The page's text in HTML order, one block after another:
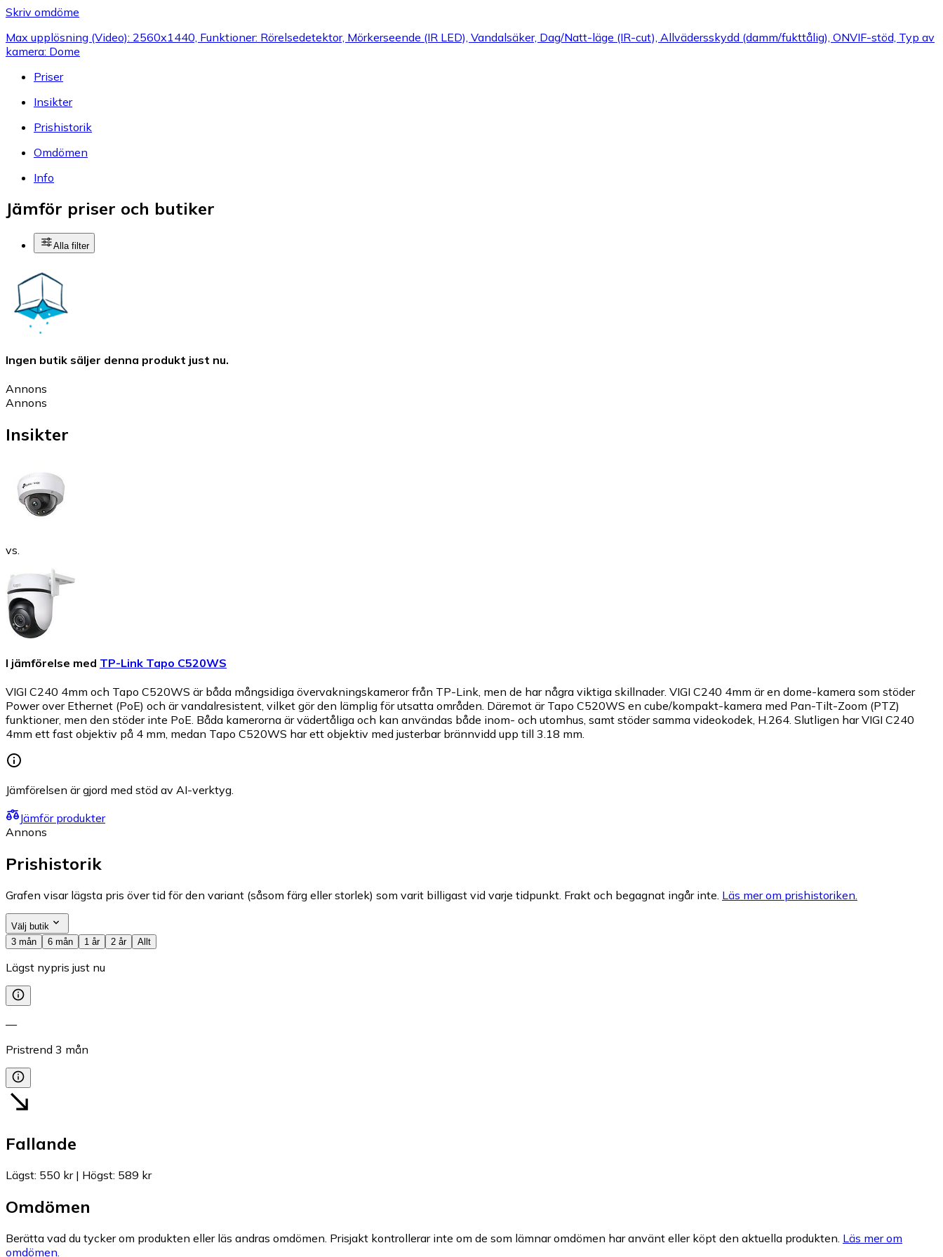
Skriv omdöme
Max upplösning (Video): 2560x1440, Funktioner: Rörelsedetektor, Mörkerseende (IR LED), Vandalsäker, Dag/Natt-läge (IR-cut), Allvädersskydd (damm/fukttålig), ONVIF-stöd, Typ av
kamera: Dome
Priser
Insikter
Prishistorik
Omdömen
Info
Jämför priser och butiker
Alla filter
Ingen butik säljer denna produkt just nu.
Annons
Annons
Insikter
vs.
I jämförelse med TP-Link Tapo C520WS
VIGI C240 4mm och Tapo C520WS är båda mångsidiga övervakningskameror från TP-Link, men de har några viktiga skillnader. VIGI C240 4mm är en dome-kamera som stöder
Power over Ethernet (PoE) och är vandalresistent, vilket gör den lämplig för utsatta områden. Däremot är Tapo C520WS en cube/kompakt-kamera med Pan-Tilt-Zoom (PTZ)
funktioner, men den stöder inte PoE. Båda kamerorna är vädertåliga och kan användas både inom- och utomhus, samt stöder samma videokodek, H.264. Slutligen har VIGI C240
4mm ett fast objektiv på 4 mm, medan Tapo C520WS har ett objektiv med justerbar brännvidd upp till 3.18 mm.
Jämförelsen är gjord med stöd av AI-verktyg.
Jämför produkter
Annons
Prishistorik
Grafen visar lägsta pris över tid för den variant (såsom färg eller storlek) som varit billigast vid varje tidpunkt. Frakt och begagnat ingår inte. Läs mer om prishistoriken.
Välj butik
3 mån
6 mån 1 år 2 år Allt
Lägst nypris just nu
—
Pristrend 3 mån
Fallande
Lägst: 550 kr| Högst: 589 kr
Omdömen
Berätta vad du tycker om produkten eller läs andras omdömen. Prisjakt kontrollerar inte om de som lämnar omdömen har använt eller köpt den aktuella produkten. Läs mer om
omdömen.